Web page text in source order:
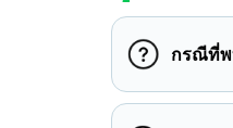
กรณีที่พ